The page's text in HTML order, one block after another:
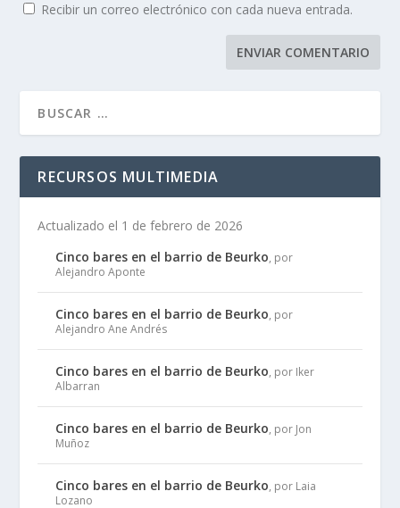
Recibir un correo electrónico con cada nueva entrada.
RECURSOS MULTIMEDIA
Actualizado el 1 de febrero de 2026
Cinco bares en el barrio de Beurko, por
Alejandro Aponte
Cinco bares en el barrio de Beurko, por
Alejandro Ane Andrés
Cinco bares en el barrio de Beurko, por Iker
Albarran
Cinco bares en el barrio de Beurko, por Jon
Muñoz
Cinco bares en el barrio de Beurko, por Laia
Lozano